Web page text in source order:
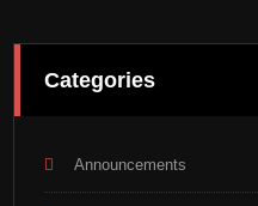
Categories
Announcements